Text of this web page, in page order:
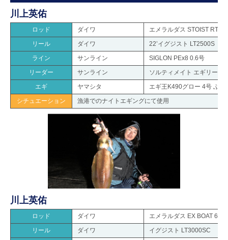
川上英佑
ロッド ダイワ
エメラルダス STOIST RT IL
リール
ダイワ
22’イグジスト LT2500S
ライン
サンライン
SIGLON PEx8 0.6号
リーダー
サンライン
ソルティメイト エギリーダ
エギ
ヤマシタ
エギ王K490グロー 4号 ぶち
シチュエーション
漁港でのナイトエギングにて使用
川上英佑
ロッド ダイワ
エメラルダス EX BOAT
リール
ダイワ
イグジスト LT3000SC